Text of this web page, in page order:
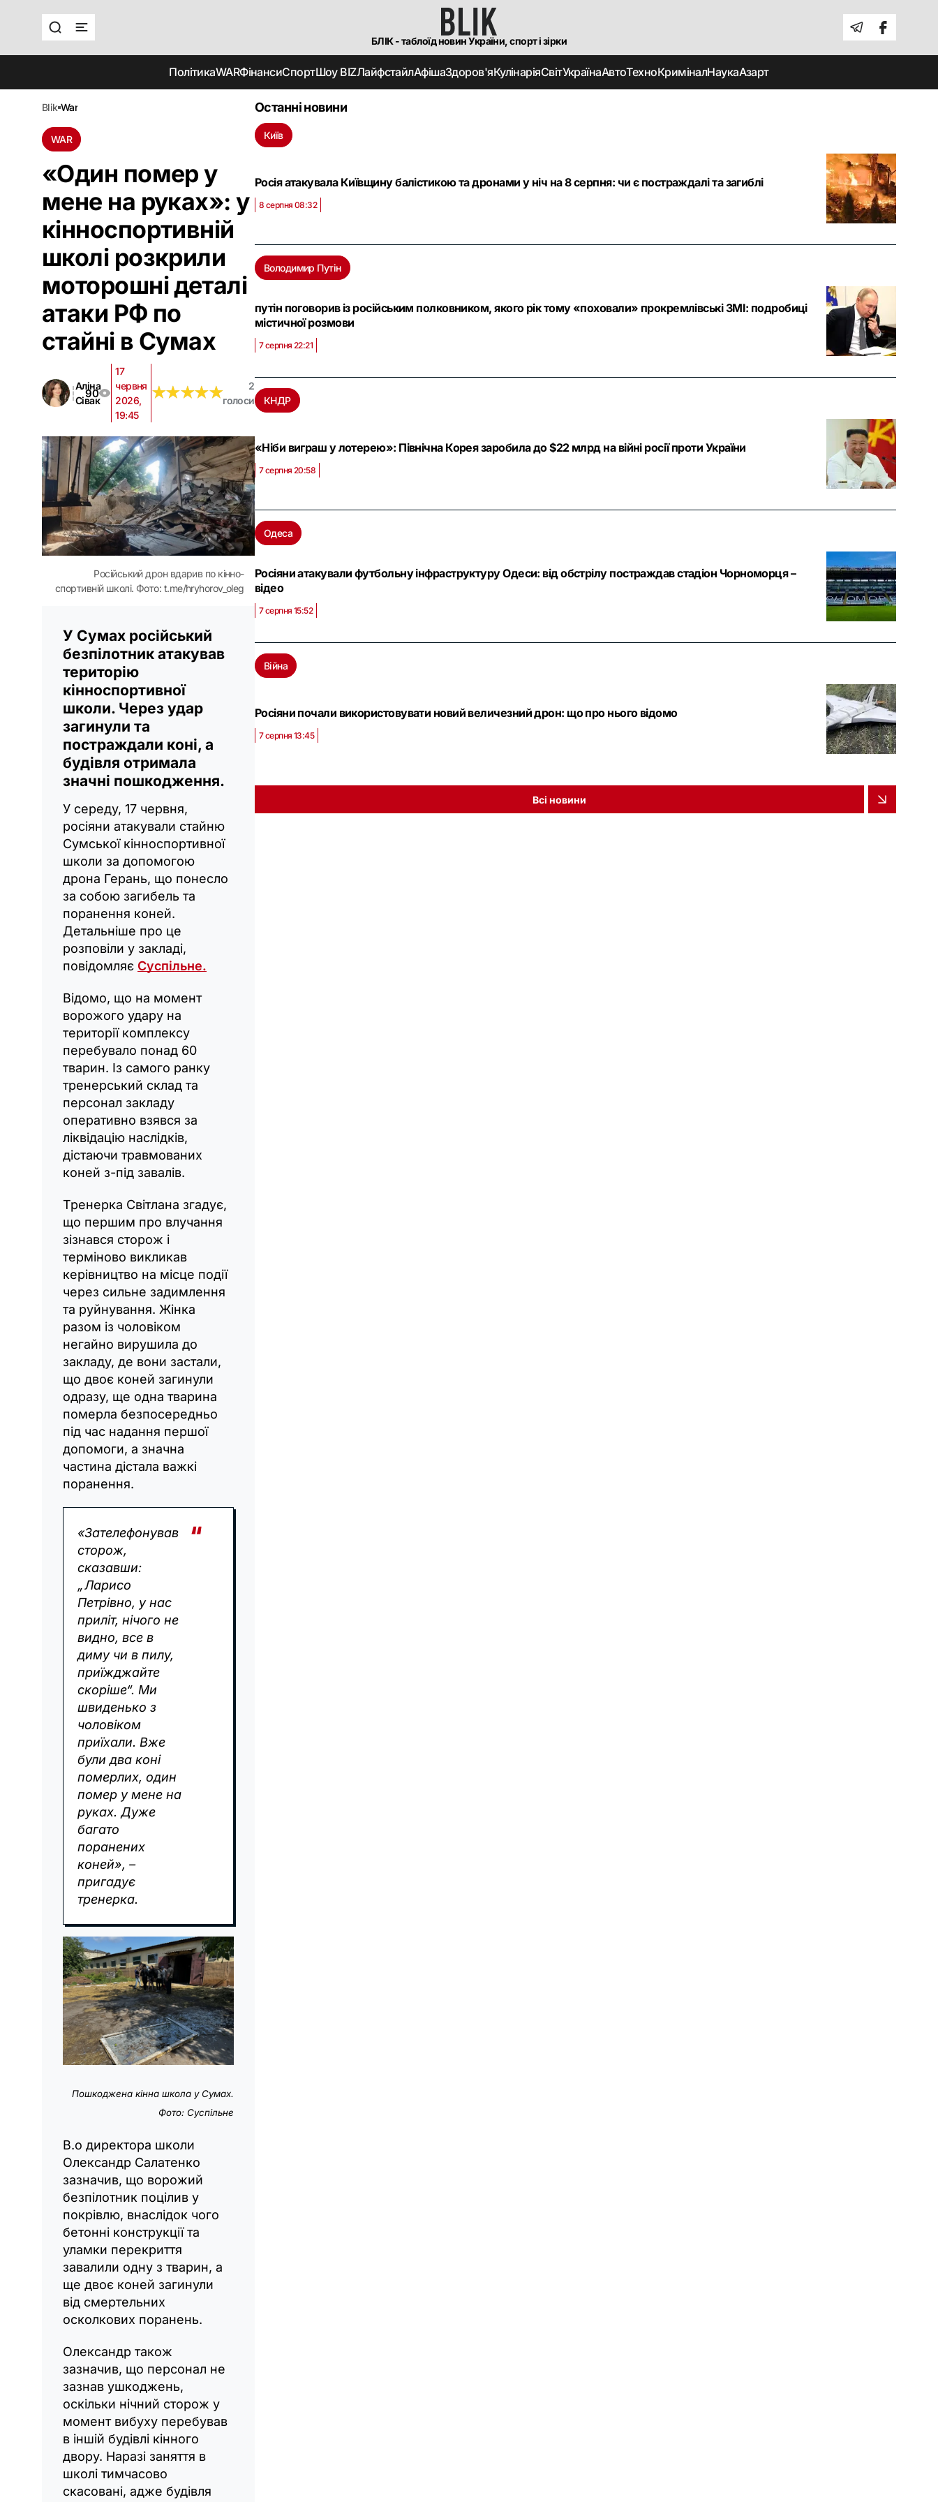
БЛІК - таблоїд новин України, спорт і зірки
ПолітикаWARФінансиСпортШоу BIZЛайфстайлАфішаЗдоров'яКулінаріяСвітУкраїнаАвтоТехноКриміналНаукаАзарт
blik war
WAR
«Один помер у
мене на руках»: у
кінноспортивній
школі розкрили
моторошні деталі
атаки РФ по
стайні в Сумах
Аліна
Сівак
90
17
червня
2026,
19:45
★★★★★
★★★★★
2
голоси
Російський дрон вдарив по кінно-
спортивній школі. Фото: t.me/hryhorov_oleg
У Сумах російський
безпілотник атакував
територію
кінноспортивної
школи. Через удар
загинули та
постраждали коні, а
будівля отримала
значні пошкодження.
У середу, 17 червня,
росіяни атакували стайню
Сумської кінноспортивної
школи за допомогою
дрона Герань, що понесло
за собою загибель та
поранення коней.
Детальніше про це
розповіли у закладі,
повідомляє Суспільне.
Відомо, що на момент
ворожого удару на
території комплексу
перебувало понад 60
тварин. Із самого ранку
тренерський склад та
персонал закладу
оперативно взявся за
ліквідацію наслідків,
дістаючи травмованих
коней з-під завалів.
Тренерка Світлана згадує,
що першим про влучання
зізнався сторож і
терміново викликав
керівництво на місце події
через сильне задимлення
та руйнування. Жінка
разом із чоловіком
негайно вирушила до
закладу, де вони застали,
що двоє коней загинули
одразу, ще одна тварина
померла безпосередньо
під час надання першої
допомоги, а значна
частина дістала важкі
поранення.
«Зателефонував
сторож,
сказавши:
„Ларисо
Петрівно, у нас
приліт, нічого не
видно, все в
диму чи в пилу,
приїжджайте
скоріше“. Ми
швиденько з
чоловіком
приїхали. Вже
були два коні
померлих, один
помер у мене на
руках. Дуже
багато
поранених
коней», –
пригадує
тренерка.
Пошкоджена кінна школа у Сумах.
Фото: Суспільне
В.о директора школи
Олександр Салатенко
зазначив, що ворожий
безпілотник поцілив у
покрівлю, внаслідок чого
бетонні конструкції та
уламки перекриття
завалили одну з тварин, а
ще двоє коней загинули
від смертельних
осколкових поранень.
Олександр також
зазначив, що персонал не
зазнав ушкоджень,
оскільки нічний сторож у
момент вибуху перебував
в іншій будівлі кінного
двору. Наразі заняття в
школі тимчасово
скасовані, адже будівля
Останні новини
Київ
Росія атакувала Київщину балістикою та дронами у ніч на 8 серпня: чи є постраждалі та загиблі
8 серпня 08:32
Володимир Путін
путін поговорив із російським полковником, якого рік тому «поховали» прокремлівські ЗМІ: подробиці
містичної розмови
7 серпня 22:21
КНДР
«Ніби виграш у лотерею»: Північна Корея заробила до $22 млрд на війні росії проти України
7 серпня 20:58
Одеса
Росіяни атакували футбольну інфраструктуру Одеси: від обстрілу постраждав стадіон Чорноморця –
відео
7 серпня 15:52
Війна
Росіяни почали використовувати новий величезний дрон: що про нього відомо
7 серпня 13:45
Всі новини